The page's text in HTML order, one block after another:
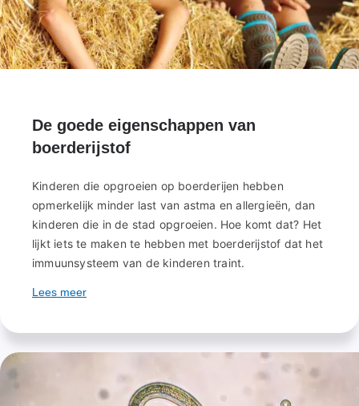
De goede eigenschappen van
boerderijstof
Kinderen die opgroeien op boerderijen hebben
opmerkelijk minder last van astma en allergieën, dan
kinderen die in de stad opgroeien. Hoe komt dat? Het
lijkt iets te maken te hebben met boerderijstof dat het
immuunsysteem van de kinderen traint.
Lees meer